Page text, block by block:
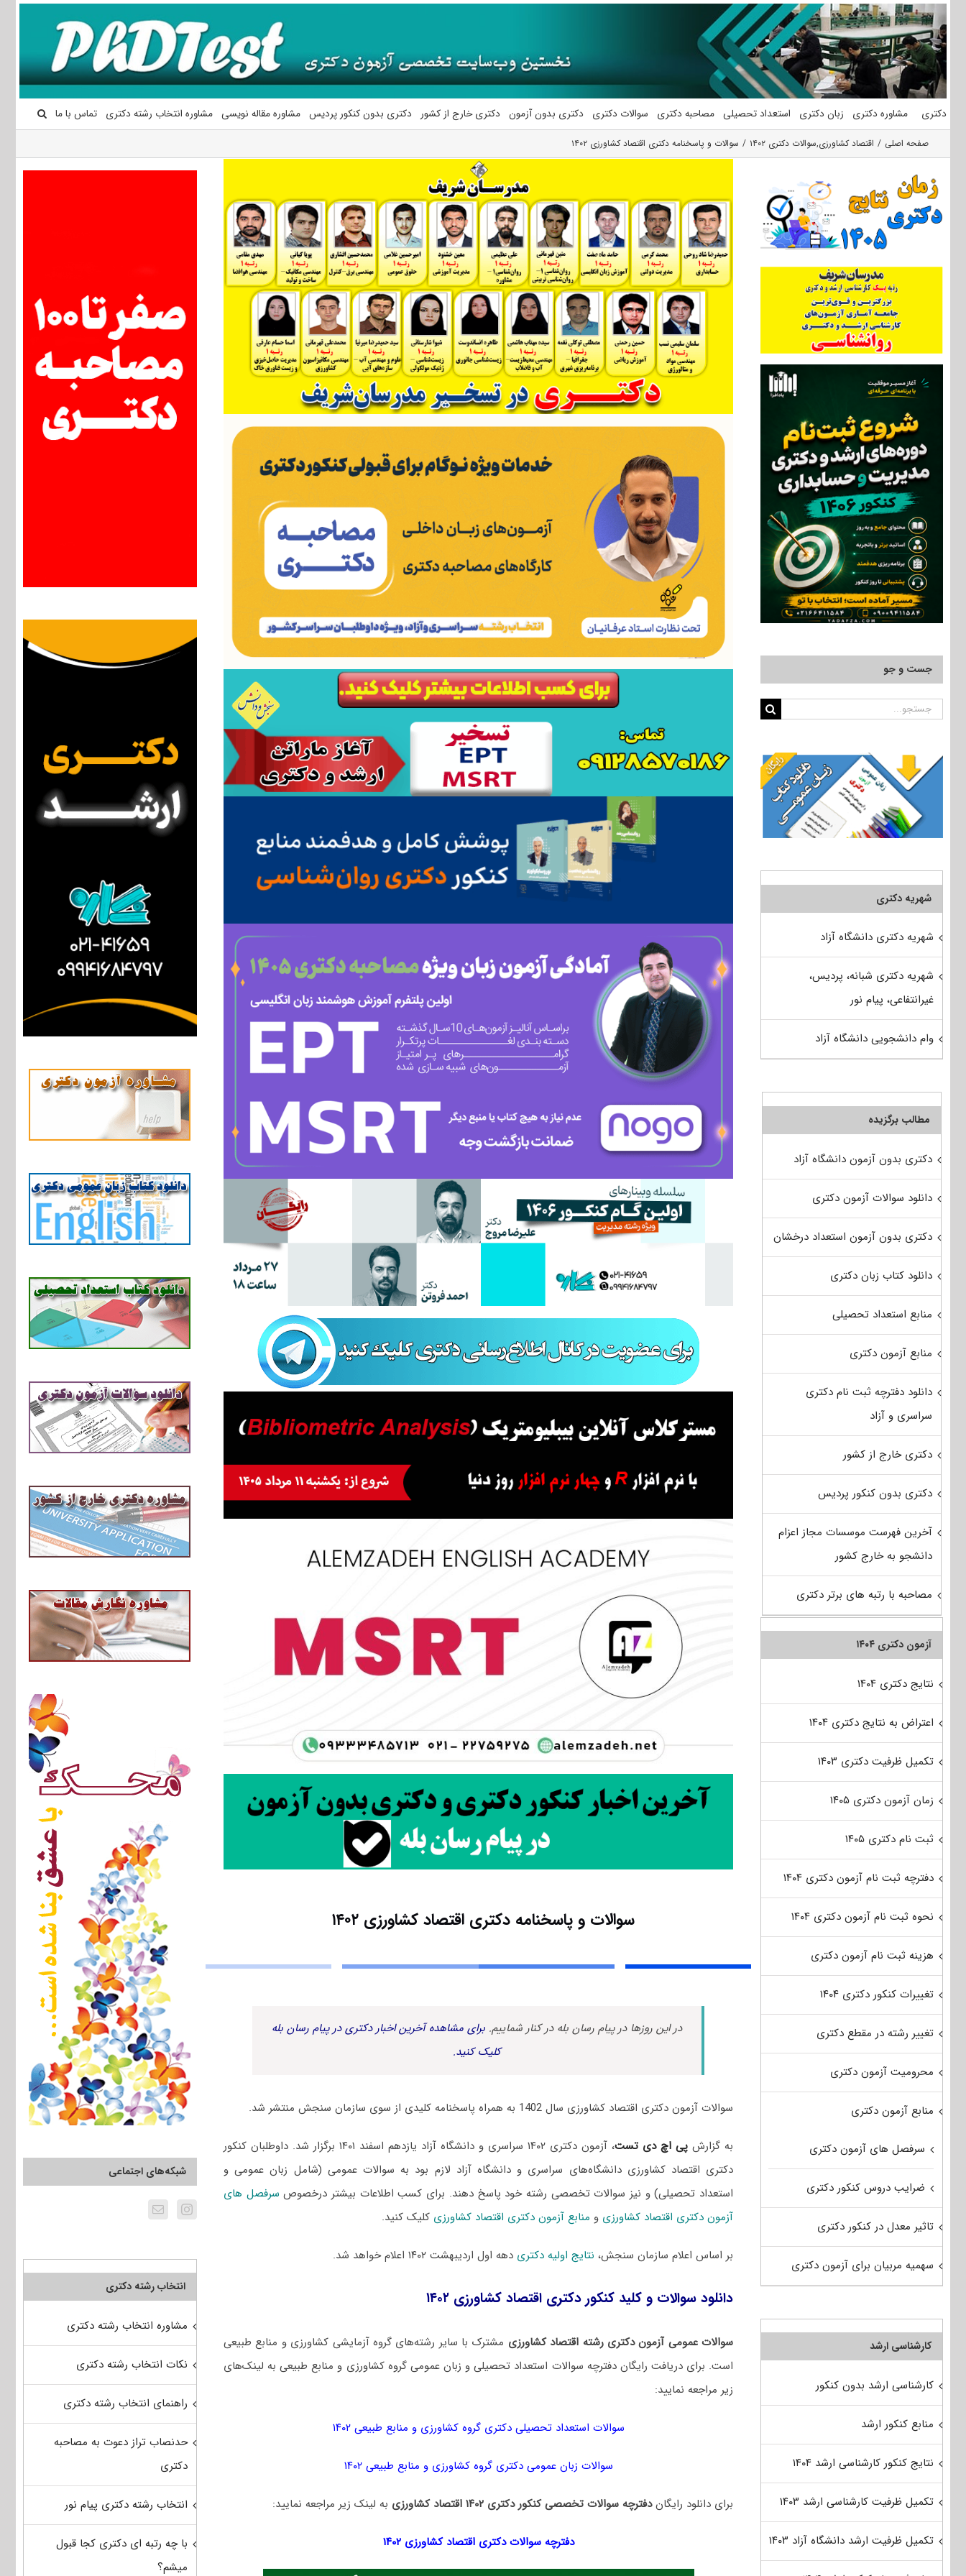
محتوا
دکتری مشاوره دکتری زبان دکتری استعداد تحصیلی مصاحبه دکتری سوالات دکتری دکتری بدون آزمون دکتری خارج از کشور دکتری بدون کنکور پردیس مشاوره مقاله نویسی مشاوره انتخاب رشته دکتری تماس با ما
صفحه اصلی اقتصاد کشاورزی,سوالات دکتری ۱۴۰۲ سوالات و پاسخنامه دکتری اقتصاد کشاورزی ۱۴۰۲
سوالات و پاسخنامه دکتری اقتصاد کشاورزی ۱۴۰۲
در این روزها در پیام رسان بله در کنار شماییم. برای مشاهده آخرین اخبار دکتری در پیام رسان بله
کلیک کنید.
سوالات آزمون دکتری اقتصاد کشاورزی سال 1402 به همراه پاسخنامه کلیدی از سوی سازمان سنجش منتشر شد.
به گزارشپی اچ دی تست
، آزمون دکتری ۱۴۰۲ سراسری و دانشگاه آزاد یازدهم اسفند ۱۴۰۱ برگزار شد. داوطلبان کنکور
دکتری اقتصاد کشاورزی دانشگاه‌های سراسری و دانشگاه آزاد لازم بود به سوالات عمومی (شامل زبان عمومی و
استعداد تحصیلی) و نیز سوالات تخصصی رشته خود پاسخ دهند. برای کسب اطلاعات بیشتر درخصوص سرفصل های
آزمون دکتری اقتصاد کشاورزی و منابع آزمون دکتری اقتصاد کشاورزی کلیک کنید.
بر اساس اعلام سازمان سنجش، نتایج اولیه دکتری دهه اول اردیبهشت ۱۴۰۲ اعلام خواهد شد.
دانلود سوالات و کلید کنکور دکتری اقتصاد کشاورزی ۱۴۰۲
سوالات عمومی آزمون دکتری رشته اقتصاد کشاورزی مشترک با سایر رشته‌های گروه آزمایشی کشاورزی و منابع طبیعی
است. برای دریافت رایگان دفترچه سوالات استعداد تحصیلی و زبان عمومی گروه کشاورزی و منابع طبیعی به لینک‌های
زیر مراجعه نمایید:
سوالات استعداد تحصیلی دکتری گروه کشاورزی و منابع طبیعی ۱۴۰۲
سوالات زبان عمومی دکتری گروه کشاورزی و منابع طبیعی ۱۴۰۲
برای دانلود رایگاندفترچه سوالات تخصصی کنکور دکتری ۱۴۰۲ اقتصاد کشاورزی به لینک زیر مراجعه نمایید:
دفترچه سوالات دکتری اقتصاد کشاورزی ۱۴۰۲
شبکه‌های اجتماعی
انتخاب رشته دکتری
مشاوره انتخاب رشته دکتری
نکات انتخاب رشته دکتری
راهنمای انتخاب رشته دکتری
حدنصاب تراز دعوت به مصاحبه
دکتری
انتخاب رشته دکتری پیام نور
با چه رتبه ای دکتری کجا قبول
میشم؟
جست و جو
جستجو
شهریه دکتری
شهریه دکتری دانشگاه آزاد
شهریه دکتری شبانه، پردیس،
غیرانتفاعی، پیام نور
وام دانشجویی دانشگاه آزاد
مطالب برگزیده
دکتری بدون آزمون دانشگاه آزاد
دانلود سوالات آزمون دکتری
دکتری بدون آزمون استعداد درخشان
دانلود کتاب زبان دکتری
منابع استعداد تحصیلی
منابع آزمون دکتری
دانلود دفترچه ثبت نام دکتری
سراسری و آزاد
دکتری خارج از کشور
دکتری بدون کنکور پردیس
آخرین فهرست موسسات مجاز اعزام
دانشجو به خارج کشور
مصاحبه با رتبه های برتر دکتری
آزمون دکتری ۱۴۰۴
نتایج دکتری ۱۴۰۴
اعتراض به نتایج دکتری ۱۴۰۴
تکمیل ظرفیت دکتری ۱۴۰۳
زمان آزمون دکتری ۱۴۰۵
ثبت نام دکتری ۱۴۰۵
دفترچه ثبت نام آزمون دکتری ۱۴۰۴
نحوه ثبت نام آزمون دکتری ۱۴۰۴
هزینه ثبت نام آزمون دکتری
تغییرات کنکور دکتری ۱۴۰۴
تغییر رشته در مقطع دکتری
محرومیت آزمون دکتری
منابع آزمون دکتری
سرفصل های آزمون دکتری
ضرایب دروس کنکور دکتری
تاثیر معدل در کنکور دکتری
سهمیه مربیان برای آزمون دکتری
کارشناسی ارشد
کارشناسی ارشد بدون کنکور
منابع کنکور ارشد
نتایج کنکور کارشناسی ارشد ۱۴۰۴
تکمیل ظرفیت کارشناسی ارشد ۱۴۰۳
تکمیل ظرفیت ارشد دانشگاه آزاد ۱۴۰۳